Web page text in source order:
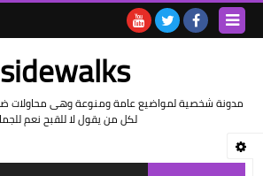
sidewalks
مدونة شخصية لمواضيع عامة ومنوعة وهى محاولات
لكل من يقول لا للقبح نعم